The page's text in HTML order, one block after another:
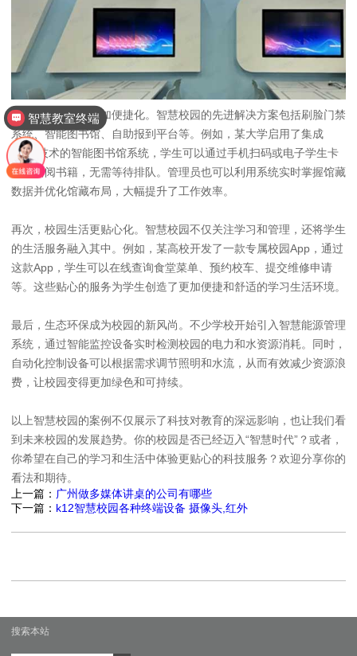
其次，校园管理更加便捷化。智慧校园的先进解决方案包括刷脸门禁
系统、智能图书馆、自助报到平台等。例如，某大学启用了集成
RFID技术的智能图书馆系统，学生可以通过手机扫码或电子学生卡
快速借阅书籍，无需等待排队。管理员也可以利用系统实时掌握馆藏
数据并优化馆藏布局，大幅提升了工作效率。
再次，校园生活更贴心化。智慧校园不仅关注学习和管理，还将学生
的生活服务融入其中。例如，某高校开发了一款专属校园App，通过
这款App，学生可以在线查询食堂菜单、预约校车、提交维修申请
等。这些贴心的服务为学生创造了更加便捷和舒适的学习生活环境。
最后，生态环保成为校园的新风尚。不少学校开始引入智慧能源管理
系统，通过智能监控设备实时检测校园的电力和水资源消耗。同时，
自动化控制设备可以根据需求调节照明和水流，从而有效减少资源浪
费，让校园变得更加绿色和可持续。
以上智慧校园的案例不仅展示了科技对教育的深远影响，也让我们看
到未来校园的发展趋势。你的校园是否已经迈入“智慧时代”？或者，
你希望在自己的学习和生活中体验更贴心的科技服务？欢迎分享你的
看法和期待。
上一篇： 广州做多媒体讲桌的公司有哪些
下一篇： k12智慧校园各种终端设备 摄像头,红外
搜索本站
智慧教室终端